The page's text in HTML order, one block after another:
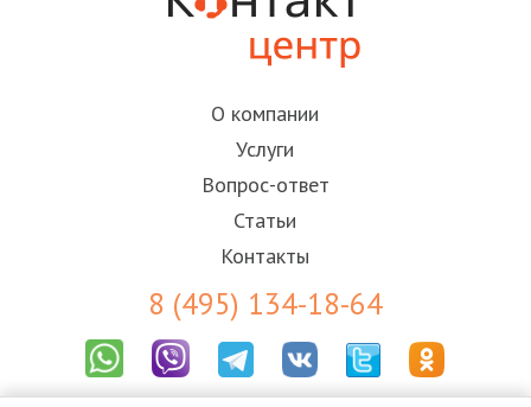
О компании
Услуги
Вопрос-ответ
Статьи
Контакты
8 (495) 134-18-64